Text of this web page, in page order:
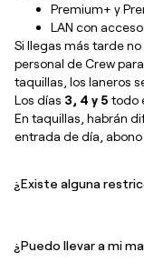
Premium+ y
LAN con
Si llegas más tarde
personal de Crew
taquillas, los laneros
Los días 3, 4 y 5 todo
En taquillas, habrán
entrada de día, abono
¿Existe alguna
¿Puedo llevar a mi